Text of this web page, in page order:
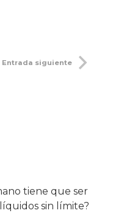
Entrada siguiente
tiene que ser
sin límite?